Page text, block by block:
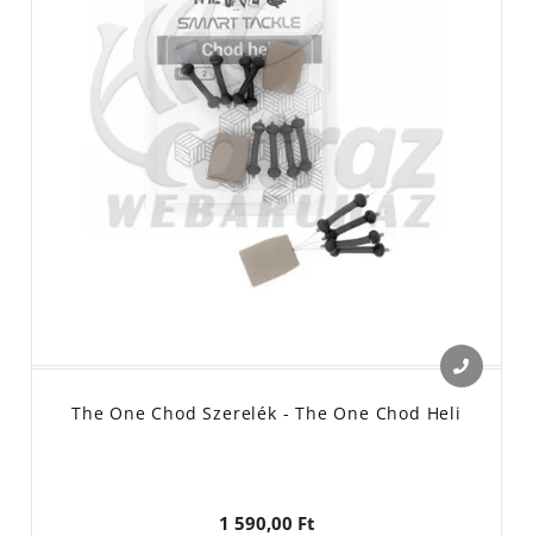
The One Chod Szerelék - The One Chod Heli
1 590,00 Ft